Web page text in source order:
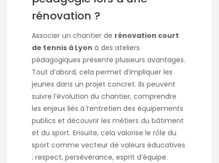
rénovation ?
Associer un chantier de rénovation court
de tennis à Lyon à des ateliers
pédagogiques présente plusieurs avantages.
Tout d’abord, cela permet d’impliquer les
jeunes dans un projet concret. Ils peuvent
suivre l’évolution du chantier, comprendre
les enjeux liés à l’entretien des équipements
publics et découvrir les métiers du bâtiment
et du sport. Ensuite, cela valorise le rôle du
sport comme vecteur de valeurs éducatives
: respect, persévérance, esprit d’équipe.